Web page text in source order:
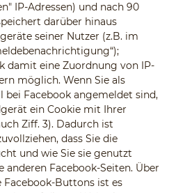
IP-Adressen) und nach 90
darüber hinaus
seiner Nutzer (z.B. im
damit eine Zuordnung von IP-
möglich. Wenn Sie als
bei Facebook angemeldet sind,
ein Cookie mit Ihrer
Ziff. 3). Dadurch ist
dass Sie die
und wie Sie sie genutzt
anderen Facebook-Seiten. Über
Facebook-Buttons ist es